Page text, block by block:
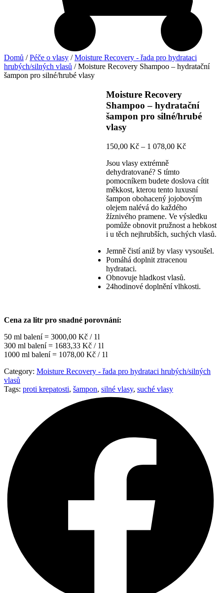
Domů /Péče o vlasy /Moisture Recovery - řada pro hydrataci
hrubých/silných vlasů / Moisture Recovery Shampoo – hydratační
šampon pro silné/hrubé vlasy
Moisture Recovery
Shampoo – hydratační
šampon pro silné/hrubé
vlasy
150,00Kč – 1 078,00KčRozpětí
1
078,00 Kč
Jsou vlasy extrémně
dehydratované? S tímto
pomocníkem budete doslova cítit
měkkost, kterou tento luxusní
šampon obohacený jojobovým
olejem nalévá do každého
žíznivého pramene. Ve výsledku
pomůže obnovit pružnost a hebkost
i u těch nejhrubších, suchých vlasů.
Jemně čistí aniž by vlasy vysoušel.
Pomáhá doplnit ztracenou
hydrataci.
Obnovuje hladkost vlasů.
24hodinové doplnění vlhkosti.
Cena za litr pro snadné porovnání:
50 ml balení = 3000,00 Kč / 1l
300 ml balení = 1683,33 Kč / 1l
1000 ml balení = 1078,00 Kč / 1l
Category: Moisture Recovery - řada pro hydrataci hrubých/silných
vlasů
Tags: proti krepatosti, šampon, silné vlasy, suché vlasy